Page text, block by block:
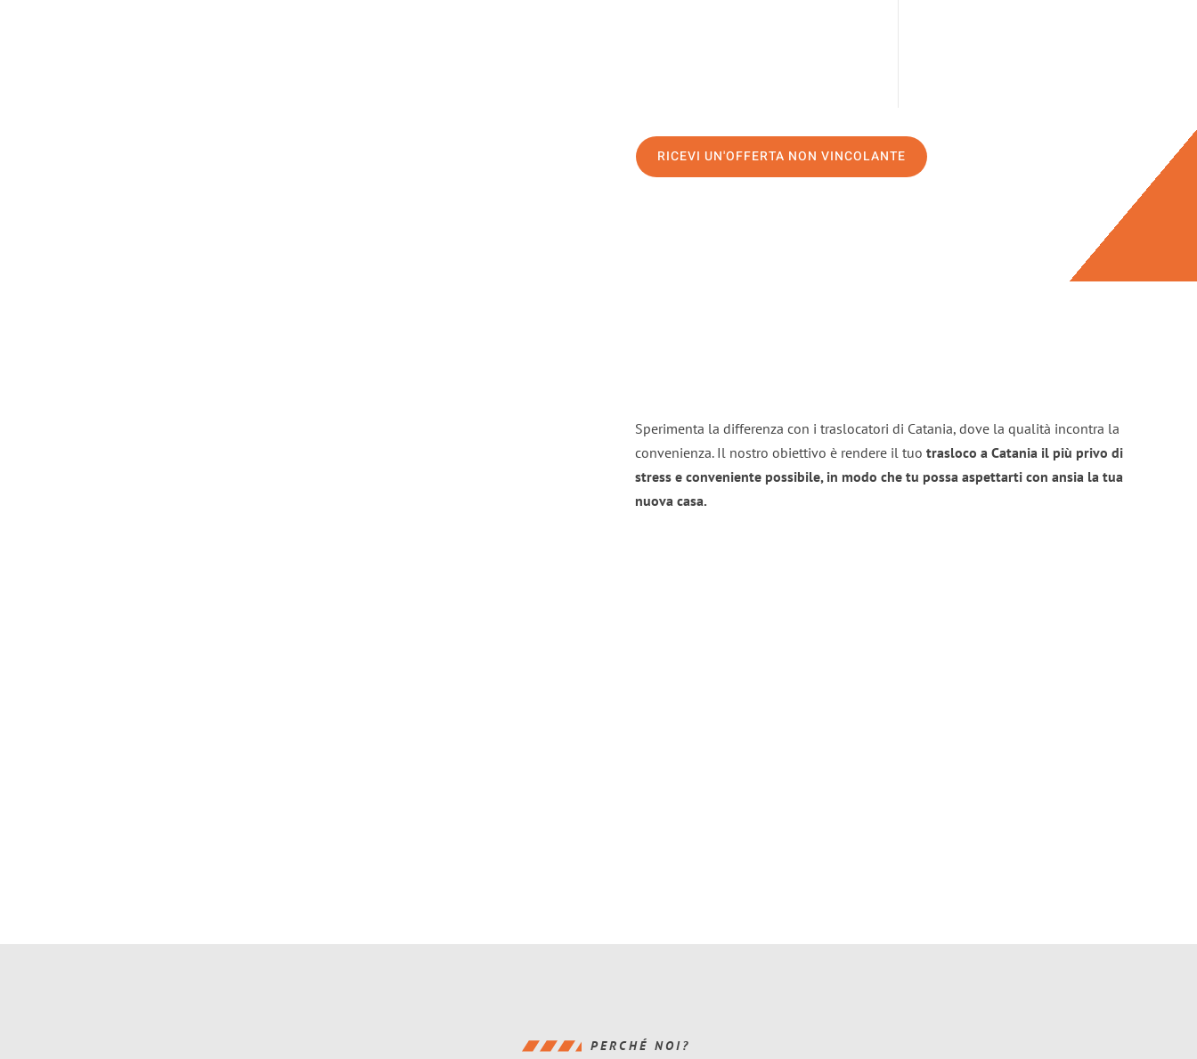
RICEVI UN'OFFERTA NON VINCOLANTE
Sperimenta la differenza con i traslocatori di Catania, dove la qualità incontra la
convenienza. Il nostro obiettivo è rendere il tuo trasloco a Catania il più privo di
stress e conveniente possibile, in modo che tu possa aspettarti con ansia la tua
nuova casa.
PERCHÉ NOI?